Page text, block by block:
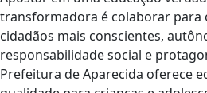
transformadora é colaborar para
cidadãos mais conscientes,
responsabilidade social e
Prefeitura de Aparecida oferece